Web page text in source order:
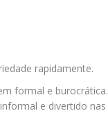
rapidamente.
formal e burocrática.
e divertido nas